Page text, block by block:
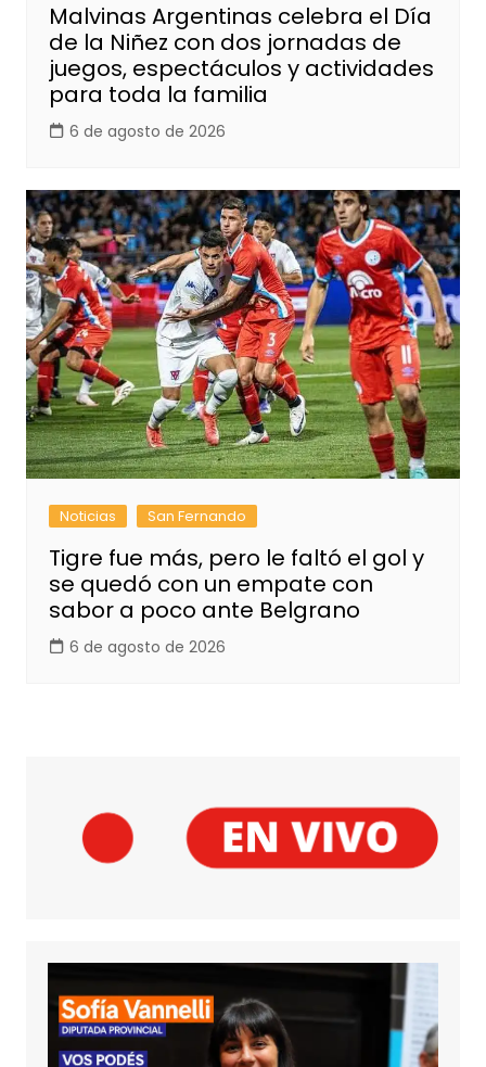
Malvinas Argentinas celebra el Día
de la Niñez con dos jornadas de
juegos, espectáculos y actividades
para toda la familia
6 de agosto de 2026
Noticias San Fernando
Tigre fue más, pero le faltó el gol y
se quedó con un empate con
sabor a poco ante Belgrano
6 de agosto de 2026